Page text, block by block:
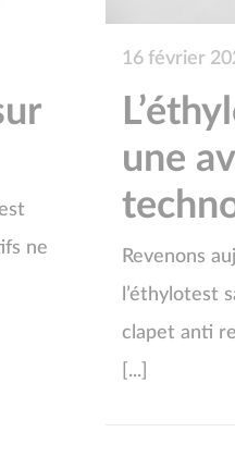
ne
16 février
une
Revenons
l’éthylotest
clapet anti
[...]